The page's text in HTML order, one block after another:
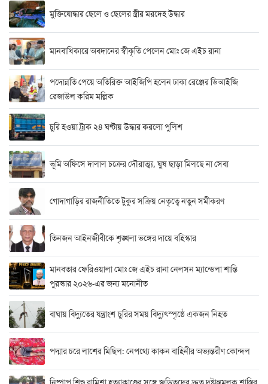
মুক্তিযোদ্ধার ছেলে ও ছেলের স্ত্রীর মরদেহ উদ্ধার
মানবাধিকারে অবদানের স্বীকৃতি পেলেন মোঃ জে এইচ রানা
পদোন্নতি পেয়ে অতিরিক্ত আইজিপি হলেন ঢাকা রেঞ্জের ডিআইজি
রেজাউল করিম মল্লিক
চুরি হওয়া ট্রাক ২৪ ঘণ্টায় উদ্ধার করলো পুলিশ
ভূমি অফিসে দালাল চক্রের দৌরাত্ম্য, ঘুষ ছাড়া মিলছে না সেবা
গোদাগাড়ির রাজনীতিতে টুকুর সক্রিয় নেতৃত্বে নতুন সমীকরণ
তিনজন আইনজীবীকে শৃঙ্খলা ভঙ্গের দায়ে বহিস্কার
মানবতার ফেরিওয়ালা মোঃ জে এইচ রানা নেলসন ম্যান্ডেলা শান্তি
পুরস্কার ২০২৬-এর জন্য মনোনীত
বাঘায় বিদ্যুতের যন্ত্রাংশ চুরির সময় বিদ্যুৎস্পৃষ্ঠে একজন নিহত
পদ্মার চরে লাশের মিছিল: নেপথ্যে কাকন বাহিনীর অভ্যন্তরীণ কোন্দল